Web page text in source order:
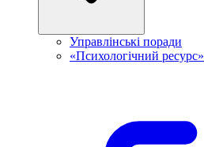
Управлінські поради
«Психологічний ресурс»